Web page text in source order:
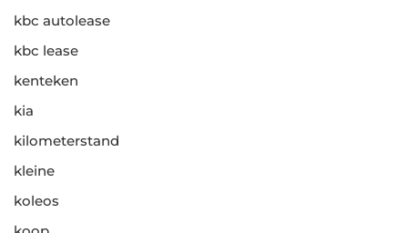
kbc autolease
kbc lease
kenteken
kia
kilometerstand
kleine
koleos